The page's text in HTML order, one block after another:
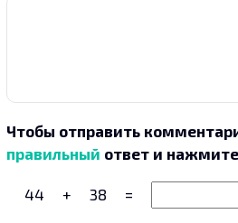
Чтобы отправить
правильный ответ и нажмите
44 + 38 =